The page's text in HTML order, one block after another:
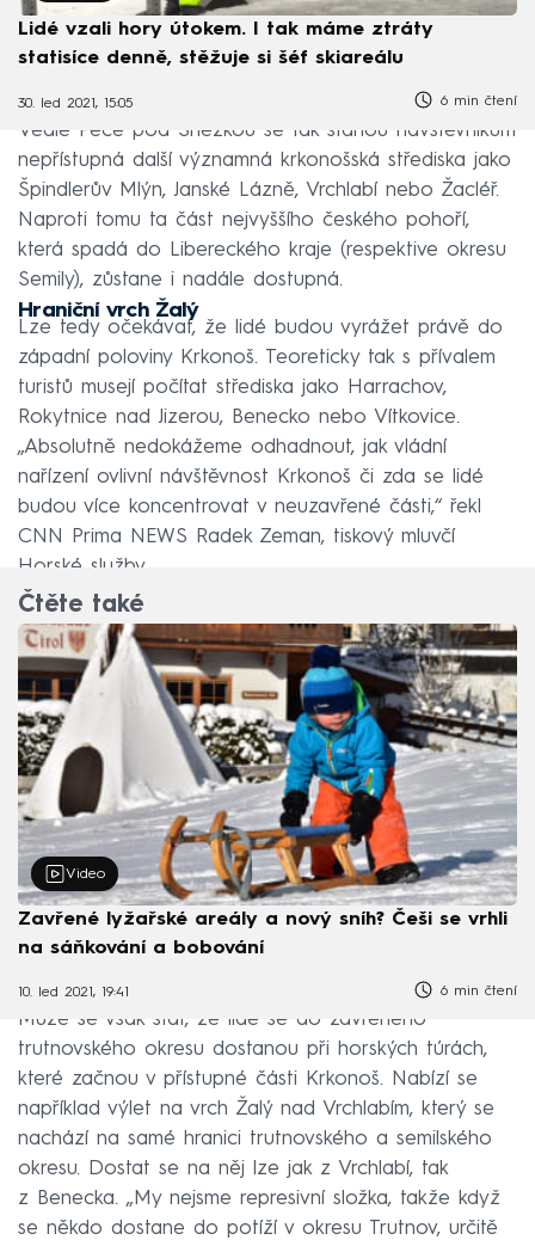
Lidé vzali hory útokem. I tak máme ztráty
statisíce denně, stěžuje si šéf skiareálu
30. led 2021, 15:05 6 min čtení
Vedle Pece pod Sněžkou se tak stanou návštěvníkům
nepřístupná další významná krkonošská střediska jako
Špindlerův Mlýn, Janské Lázně, Vrchlabí nebo Žacléř.
Naproti tomu ta část nejvyššího českého pohoří,
která spadá do Libereckého kraje (respektive okresu
Semily), zůstane i nadále dostupná.
Hraniční vrch Žalý
Lze tedy očekávat, že lidé budou vyrážet právě do
západní poloviny Krkonoš. Teoreticky tak s přívalem
turistů musejí počítat střediska jako Harrachov,
Rokytnice nad Jizerou, Benecko nebo Vítkovice.
„Absolutně nedokážeme odhadnout, jak vládní
nařízení ovlivní návštěvnost Krkonoš či zda se lidé
budou více koncentrovat v neuzavřené části,“ řekl
CNN Prima NEWS Radek Zeman, tiskový mluvčí
Horské služby.
Čtěte také
Video
Zavřené lyžařské areály a nový sníh? Češi se vrhli
na sáňkování a bobování
10. led 2021, 19:41 6 min čtení
Může se však stát, že lidé se do zavřeného
trutnovského okresu dostanou při horských túrách,
které začnou v přístupné části Krkonoš. Nabízí se
například výlet na vrch Žalý nad Vrchlabím, který se
nachází na samé hranici trutnovského a semilského
okresu. Dostat se na něj lze jak z Vrchlabí, tak
z Benecka. „My nejsme represivní složka, takže když
se někdo dostane do potíží v okresu Trutnov, určitě